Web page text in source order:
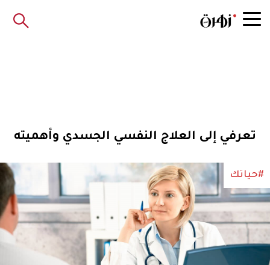
تعرفي إلى العلاج النفسي الجسدي وأهميته
#حياتك